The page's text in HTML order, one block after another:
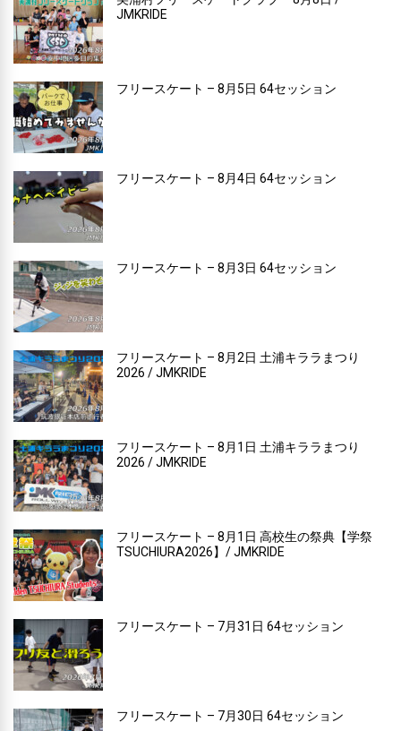
JMKRIDE
フリースケート – 8月5日 64セッション
フリースケート – 8月4日 64セッション
フリースケート – 8月3日 64セッション
フリースケート – 8月2日 土浦キララまつり
2026 / JMKRIDE
フリースケート – 8月1日 土浦キララまつり
2026 / JMKRIDE
フリースケート – 8月1日 高校生の祭典【学祭
TSUCHIURA2026】/ JMKRIDE
フリースケート – 7月31日 64セッション
フリースケート – 7月30日 64セッション